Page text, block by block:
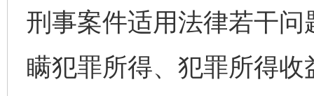
刑事案件适用法律若干
瞒犯罪所得、犯罪所得